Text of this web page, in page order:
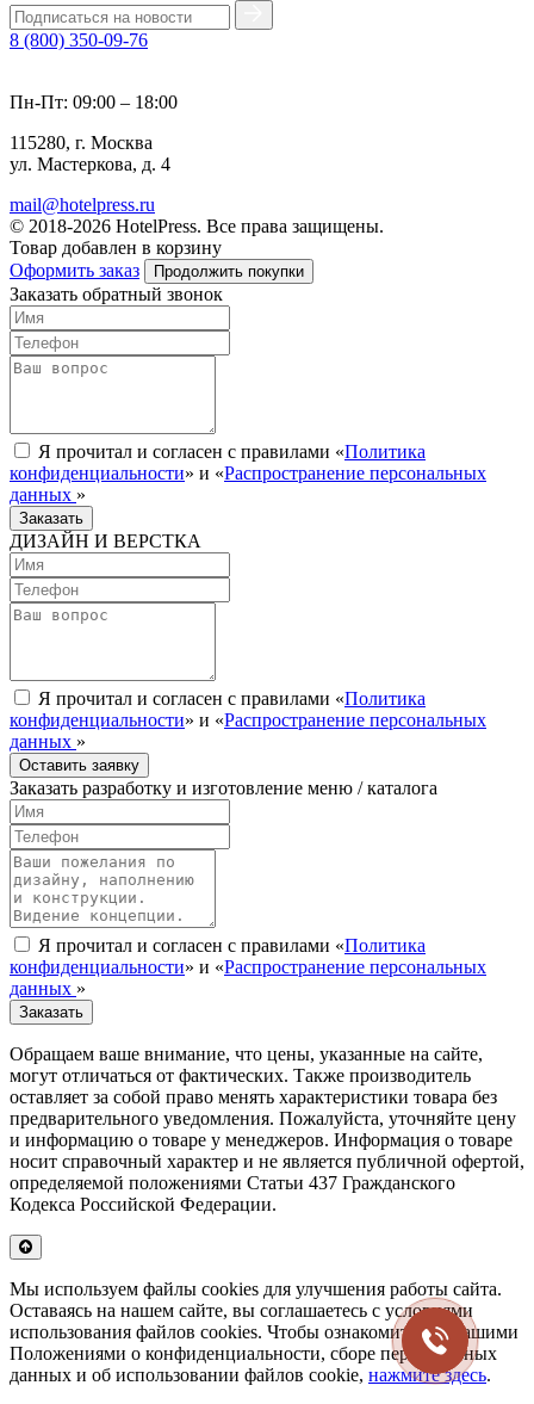
8 (800) 350-09-76
Пн-Пт: 09:00 – 18:00
115280, г. Москва
ул. Мастеркова, д. 4
mail@hotelpress.ru
© 2018-2026 HotelPress. Все права защищены.
Товар добавлен в корзину
Оформить заказ
Продолжить покупки
Заказать обратный звонок
Я прочитал и согласен с правилами «Политика
конфиденциальности» и «Распространение персональных
данных »
Заказать
ДИЗАЙН И ВЕРСТКА
Я прочитал и согласен с правилами «Политика
конфиденциальности» и «Распространение персональных
данных »
Оставить заявку
Заказать разработку и изготовление меню / каталога
Я прочитал и согласен с правилами «Политика
конфиденциальности» и «Распространение персональных
данных »
Заказать
Обращаем ваше внимание, что цены, указанные на сайте,
могут отличаться от фактических. Также производитель
оставляет за собой право менять характеристики товара без
предварительного уведомления. Пожалуйста, уточняйте цену
и информацию о товаре у менеджеров. Информация о товаре
носит справочный характер и не является публичной офертой,
определяемой положениями Статьи 437 Гражданского
Кодекса Российской Федерации.
Мы используем файлы cookies для улучшения работы сайта.
Оставаясь на нашем сайте, вы соглашаетесь с условиями
использования файлов cookies. Чтобы ознакомиться с нашими
Положениями о конфиденциальности, сборе персональных
данных и об использовании файлов cookie, нажмите здесь.